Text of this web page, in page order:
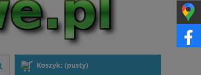
Koszyk: (pusty)